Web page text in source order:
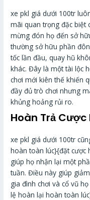
xe pkl giá dưới 100tr
mãi quan trọng đặc biệt
mừng đón họ đến sở
thường sở hữu phần
tốc lần đầu, quay hũ
khác. Đây là một tài lộc
chơi mới kiên thế khiến
đầy đủ trò chơi nhưng
khủng hoảng rủi ro.
Hoàn Trả Cược
xe pkl giá dưới 100tr
hoàn toàn lúc}{đặt cược
giúp họ nhận lại một
tuần. Điều này giúp
gia đình chơi và cổ vũ
lệ hoàn lại hoàn toàn